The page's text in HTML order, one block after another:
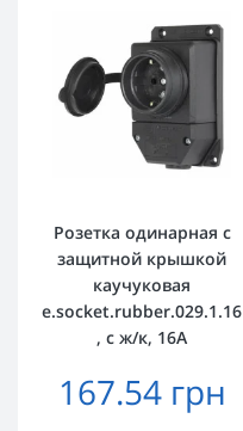
Розетка одинарная с
защитной крышкой
каучуковая
e.socket.rubber.029.1.16
, с ж/к, 16А
167.54 грн